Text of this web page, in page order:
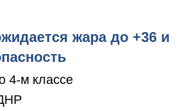
жара до +36 и
4-м классе